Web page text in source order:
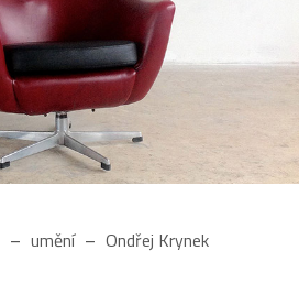
umění Ondřej Krynek